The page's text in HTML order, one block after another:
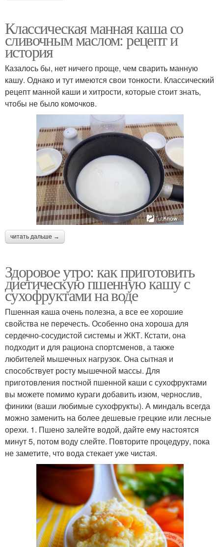
Классическая манная каша со
сливочным маслом: рецепт и
история
Казалось бы, нет ничего проще, чем сварить манную
кашу. Однако и тут имеются свои тонкости. Классический
рецепт манной каши и хитрости, которые стоит знать,
чтобы не было комочков.
читать дальше →
Здоровое утро: как приготовить
диетическую пшенную кашу с
сухофруктами на воде
Пшенная каша очень полезна, а все ее хорошие
свойства не перечесть. Особенно она хороша для
сердечно-сосудистой системы и ЖКТ. Кстати, она
подходит и для рациона спортсменов, а также
любителей мышечных нагрузок. Она сытная и
способствует росту мышечной массы. Для
приготовления постной пшенной каши с сухофруктами
вы можете помимо кураги добавить изюм, чернослив,
финики (ваши любимые сухофрукты). А миндаль всегда
можно заменить на более дешевые грецкие или лесные
орехи. 1. Пшено залейте водой, дайте ему настоятся
минут 5, потом воду слейте. Повторите процедуру, пока
не заметите, что вода стекает уже чистая.